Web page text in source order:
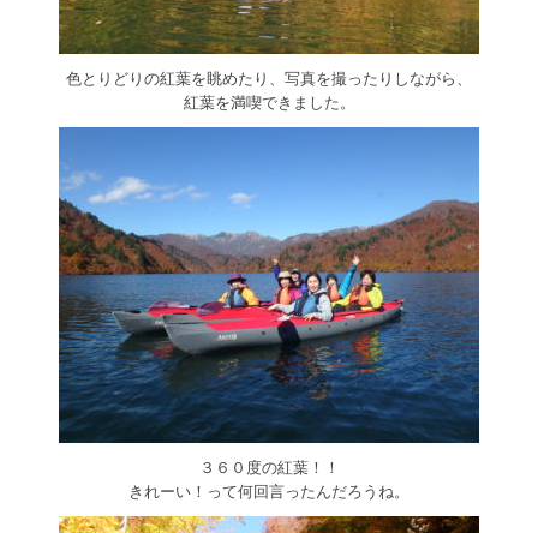
色とりどりの紅葉を眺めたり、写真を撮ったりしながら、
紅葉を満喫できました。
３６０度の紅葉！！
きれーい！って何回言ったんだろうね。